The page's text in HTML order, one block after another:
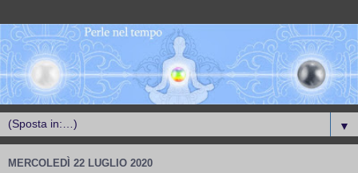
▼
MERCOLEDÌ 22 LUGLIO 2020